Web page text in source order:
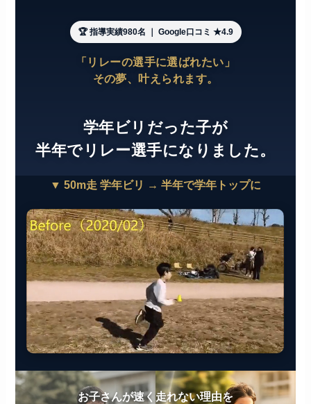
🏆 指導実績980名 ｜ Google口コミ ★4.9
「リレーの選手に選ばれたい」
その夢、叶えられます。
学年ビリだった子が
半年でリレー選手になりました。
▼ 50m走 学年ビリ → 半年で学年トップに
お子さんが速く走れない理由を